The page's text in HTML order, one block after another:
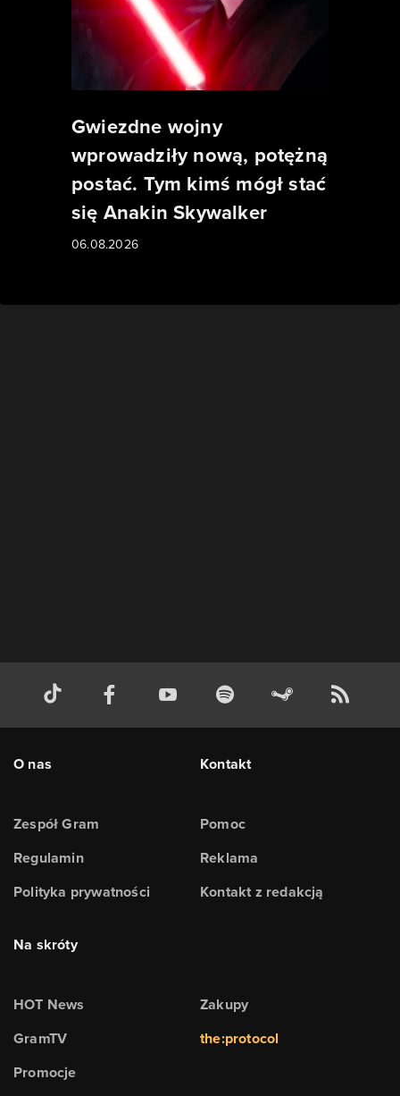
Gwiezdne wojny
wprowadziły nową, potężną
postać. Tym kimś mógł stać
się Anakin Skywalker
06.08.2026
O nas
Zespół Gram
Regulamin
Polityka prywatności
Kontakt
Pomoc
Reklama
Kontakt z redakcją
Na skróty
HOT News
GramTV
Promocje
Zakupy
the:protocol